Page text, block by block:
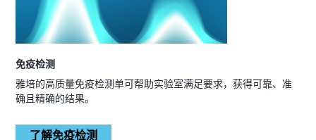
免疫检测
雅培的高质量免疫检测单可帮助实验室满足要求，获得可靠、准
确且精确的结果。
了解免疫检测